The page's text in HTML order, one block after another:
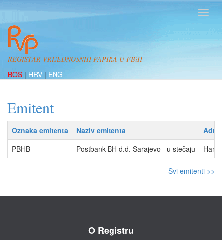
REGISTAR VRIJEDNOSNIH PAPIRA U FBiH
BOS | HRV | ENG
Emitent
Oznaka emitenta Naziv emitenta
PBHB
Postbank BH d.d. Sarajevo - u stečaju
Svi emitenti >>
O Registru